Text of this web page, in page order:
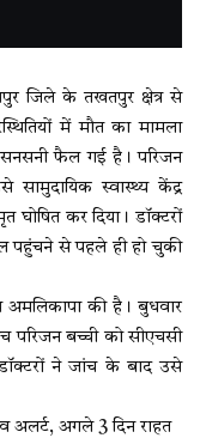
जिले के तखतपुर क्षेत्र से
में मौत का मामला
फैल गई है। परिजन
सामुदायिक स्वास्थ्य केंद्र
कर दिया। डॉक्टरों
पहुंचने से पहले ही हो चुकी
अमलिकापा की है। बुधवार
बच्ची को सीएचसी
ने जांच के बाद उसे
अलर्ट, अगले 3 दिन राहत